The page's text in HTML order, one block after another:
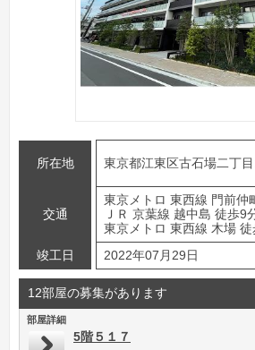
所在地 東京都江東区古石場二丁
交通
東京メトロ 東西線 門前仲
ＪＲ 京葉線 越中島 徒歩9
東京メトロ 東西線 木場 徒
竣工日
2022年07月29日
12部屋の募集があります
部屋詳細
5階５１７